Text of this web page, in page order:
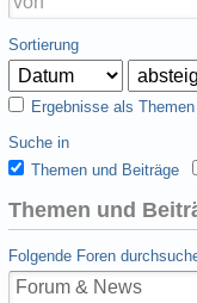
Sortierung
Ergebnisse als
Suche in
Themen und Beiträge
Themen und
Folgende Foren